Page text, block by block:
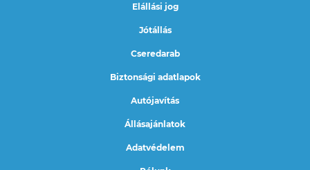
Elállási jog
Jótállás
Cseredarab
Biztonsági adatlapok
Autójavítás
Állásajánlatok
Adatvédelem